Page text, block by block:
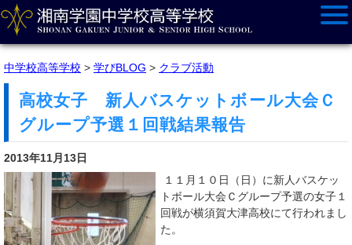
中学校高等学校 > 学びBLOG > クラブ活動
高校女子 新人バスケットボール大会Ｃ
グループ予選１回戦結果報告
2013年11月13日
１１月１０日（日）に新人バスケッ
トボール大会Ｃグループ予選の女子１
回戦が横須賀大津高校にて行われまし
た。